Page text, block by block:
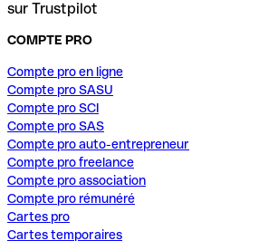
sur Trustpilot
COMPTE PRO
Compte pro en ligne
Compte pro SASU
Compte pro SCI
Compte pro SAS
Compte pro auto-entrepreneur
Compte pro freelance
Compte pro association
Compte pro rémunéré
Cartes pro
Cartes temporaires